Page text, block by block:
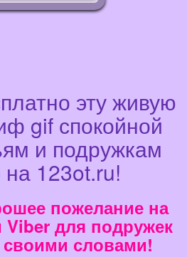
эту живую
gif спокойной
и подружкам
123ot.ru!
пожелание на
для подружек
словами!